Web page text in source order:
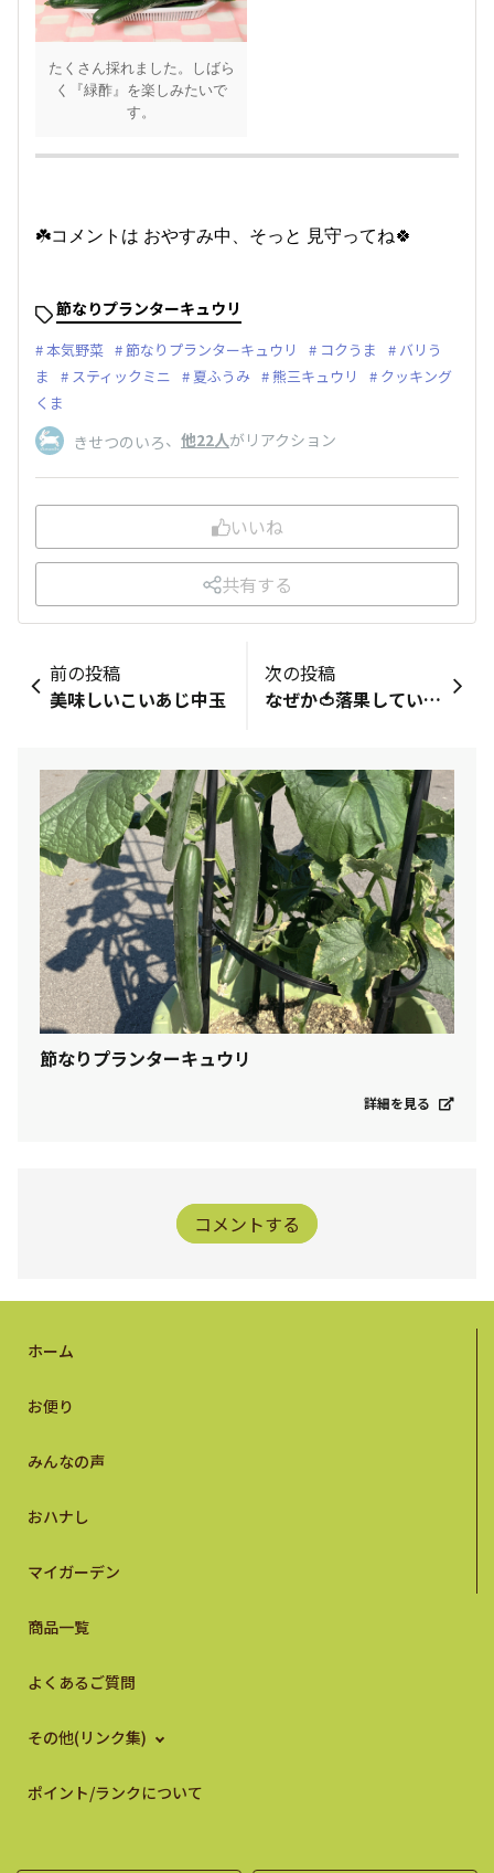
たくさん採れました。しばら
く『緑酢』を楽しみたいで
す。
☘️コメントは おやすみ中、そっと 見守ってね🍀
節なりプランターキュウリ
本気野菜 節なりプランターキュウリ コクうま
バリう
ま
スティックミニ 夏ふうみ 熊三キュウリ
クッキング
くま
きせつのいろ、 他22人がリアクション
いいね
共有する
節なりプランターキュウリ
詳細を見る
前の投稿
美味しいこいあじ中玉
次の投稿
なぜか🍅落果していました。
コメントする
ホーム
お便り
みんなの声
おハナし
マイガーデン
商品一覧
よくあるご質問
その他(リンク集)
ポイント/ランクについて